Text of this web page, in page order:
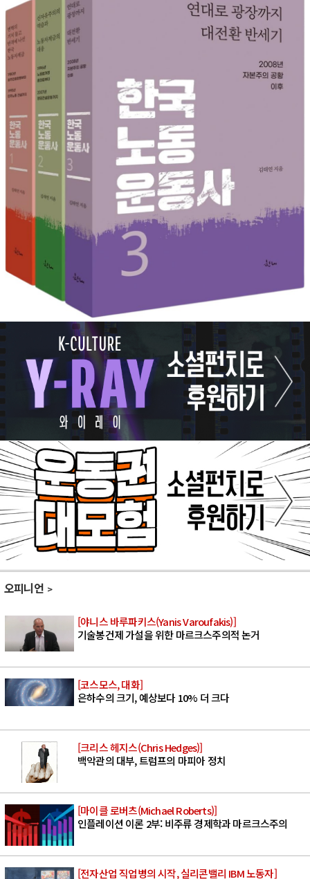
오피니언
[야니스 바루파키스(Yanis Varoufakis)]
기술봉건제 가설을 위한 마르크스주의적 논거
[코스모스, 대화]
은하수의 크기, 예상보다 10% 더 크다
[크리스 헤지스(Chris Hedges)]
백악관의 대부, 트럼프의 마피아 정치
[마이클 로버츠(Michael Roberts)]
인플레이션 이론 2부: 비주류 경제학과 마르크스주의
[전자산업 직업병의 시작, 실리콘밸리 IBM 노동자]